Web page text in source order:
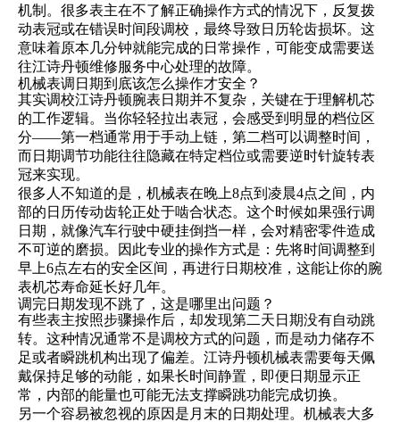
机制。很多表主在不了解正确操作方式的情况下，反复拨
动表冠或在错误时间段调校，最终导致日历轮齿损坏。这
意味着原本几分钟就能完成的日常操作，可能变成需要送
往江诗丹顿维修服务中心处理的故障。
机械表调日期到底该怎么操作才安全？
其实调校江诗丹顿腕表日期并不复杂，关键在于理解机芯
的工作逻辑。当你轻轻拉出表冠，会感受到明显的档位区
分——第一档通常用于手动上链，第二档可以调整时间，
而日期调节功能往往隐藏在特定档位或需要逆时针旋转表
冠来实现。
很多人不知道的是，机械表在晚上8点到凌晨4点之间，内
部的日历传动齿轮正处于啮合状态。这个时候如果强行调
日期，就像汽车行驶中硬挂倒挡一样，会对精密零件造成
不可逆的磨损。因此专业的操作方式是：先将时间调整到
早上6点左右的安全区间，再进行日期校准，这能让你的腕
表机芯寿命延长好几年。
调完日期发现不跳了，这是哪里出问题？
有些表主按照步骤操作后，却发现第二天日期没有自动跳
转。这种情况通常不是调校方式的问题，而是动力储存不
足或者瞬跳机构出现了偏差。江诗丹顿机械表需要每天佩
戴保持足够的动能，如果长时间静置，即便日期显示正
常，内部的能量也可能无法支撑瞬跳功能完成切换。
另一个容易被忽视的原因是月末的日期处理。机械表大多